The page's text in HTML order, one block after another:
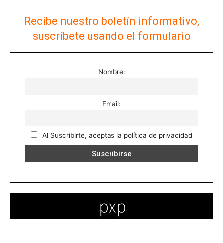
Recibe nuestro boletín informativo,
suscríbete usando el formulario
Nombre:
Email:
Al Suscribirte, aceptas la política de privacidad